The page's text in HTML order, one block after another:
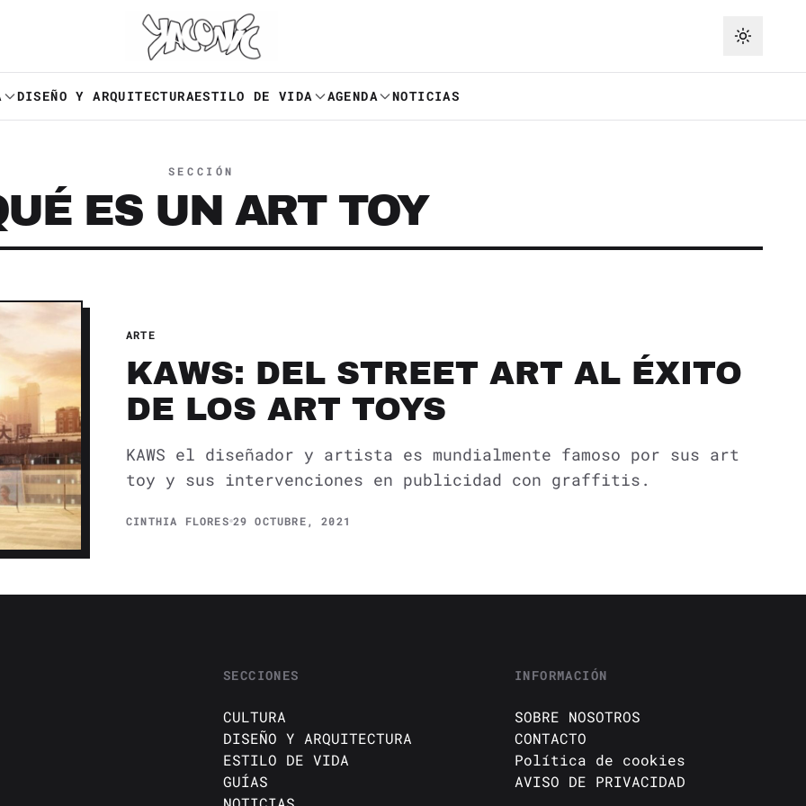
DISEÑO Y ARQUITECTURAESTILO DE VIDA AGENDA NOTICIAS
SECCIÓN
ES UN ART TOY
ARTE
KAWS: DEL STREET ART AL ÉXITO
DE LOS ART TOYS
KAWS el diseñador y artista es mundialmente famoso por sus art
toy y sus intervenciones en publicidad con graffitis.
CINTHIA FLORES 29 OCTUBRE, 2021
SECCIONES
CULTURA
DISEÑO Y ARQUITECTURA
ESTILO DE VIDA
GUÍAS
INFORMACIÓN
SOBRE NOSOTROS
CONTACTO
Política de cookies
AVISO DE PRIVACIDAD